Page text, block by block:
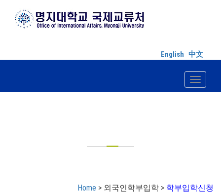
English 中文
Toggle
Home > 외국인학부입학 > 학부입학신청